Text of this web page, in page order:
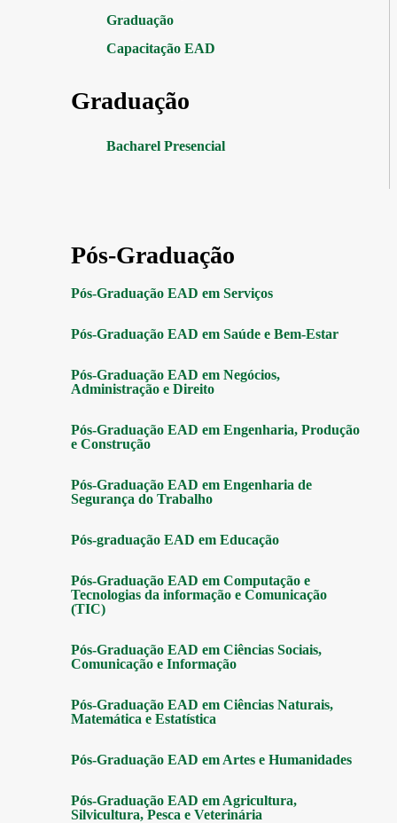
Graduação
Capacitação EAD
Graduação
Bacharel Presencial
Pós-Graduação
Pós-Graduação EAD em Serviços
Pós-Graduação EAD em Saúde e Bem-Estar
Pós-Graduação EAD em Negócios,
Administração e Direito
Pós-Graduação EAD em Engenharia, Produção
e Construção
Pós-Graduação EAD em Engenharia de
Segurança do Trabalho
Pós-graduação EAD em Educação
Pós-Graduação EAD em Computação e
Tecnologias da informação e Comunicação
(TIC)
Pós-Graduação EAD em Ciências Sociais,
Comunicação e Informação
Pós-Graduação EAD em Ciências Naturais,
Matemática e Estatística
Pós-Graduação EAD em Artes e Humanidades
Pós-Graduação EAD em Agricultura,
Silvicultura, Pesca e Veterinária